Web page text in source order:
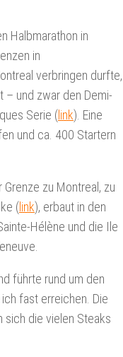
Halbmarathon in
in
verbringen durfte,
– und zwar den Demi-
Serie (link). Eine
und ca. 400 Startern
zu Montreal, zu
(link), erbaut in den
Hélène und die Ile
führte rund um den
fast erreichen. Die
sich die vielen Steaks